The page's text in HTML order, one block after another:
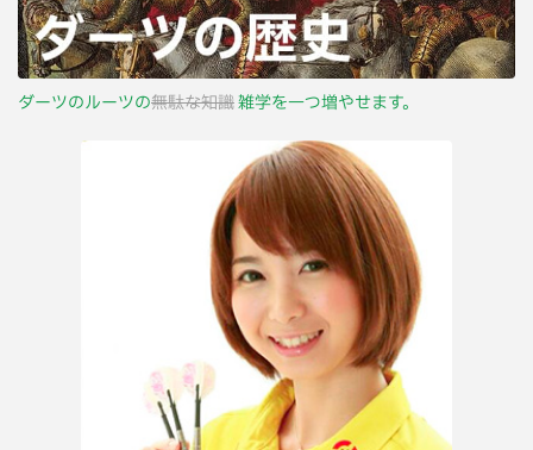
ダーツのルーツの無駄な知識雑学を一つ増やせます。